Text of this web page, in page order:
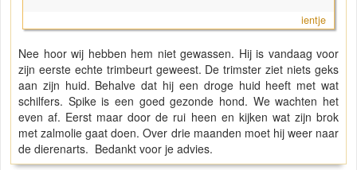
ientje
Nee hoor wij hebben hem niet gewassen. Hij is vandaag voor
zijn eerste echte trimbeurt geweest. De trimster ziet niets geks
aan zijn huid. Behalve dat hij een droge huid heeft met wat
schilfers. Spike is een goed gezonde hond. We wachten het
even af. Eerst maar door de rui heen en kijken wat zijn brok
met zalmolie gaat doen. Over drie maanden moet hij weer naar
de dierenarts. Bedankt voor je advies.